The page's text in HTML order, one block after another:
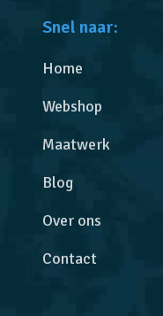
Snel naar:
Home
Webshop
Maatwerk
Blog
Over ons
Contact